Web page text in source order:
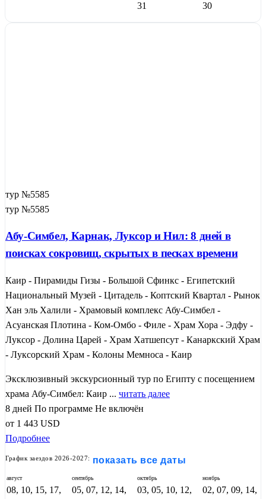
31
30
тур №5585
тур №5585
Абу-Симбел, Карнак, Луксор и Нил: 8 дней в
поисках сокровищ, скрытых в песках времени
Каир - Пирамиды Гизы - Большой Сфинкс - Египетский
Национальный Музей - Цитадель - Коптский Квартал - Рынок
Хан эль Халили - Храмовый комплекс Абу-Симбел -
Асуанская Плотина - Ком-Омбо - Филе - Храм Хора - Эдфу -
Луксор - Долина Царей - Храм Хатшепсут - Канаркский Храм
- Луксорский Храм - Колоны Мемноса - Каир
Эксклюзивный экскурсионный тур по Египту с посещением
храма Абу-Симбел: Каир ... читать далее
8 дней По программе Не включён
от 1 443 USD
Подробнее
График заездов 2026-2027: показать все даты
август
08, 10, 15, 17,
сентябрь
05, 07, 12, 14,
октябрь
03, 05, 10, 12,
ноябрь
02, 07, 09, 14,